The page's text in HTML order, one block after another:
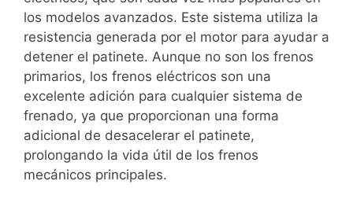
los modelos avanzados. Este sistema utiliza la
resistencia generada por el motor para ayudar a
detener el patinete. Aunque no son los frenos
primarios, los frenos eléctricos son una
excelente adición para cualquier sistema de
frenado, ya que proporcionan una forma
adicional de desacelerar el patinete,
prolongando la vida útil de los frenos
mecánicos principales.